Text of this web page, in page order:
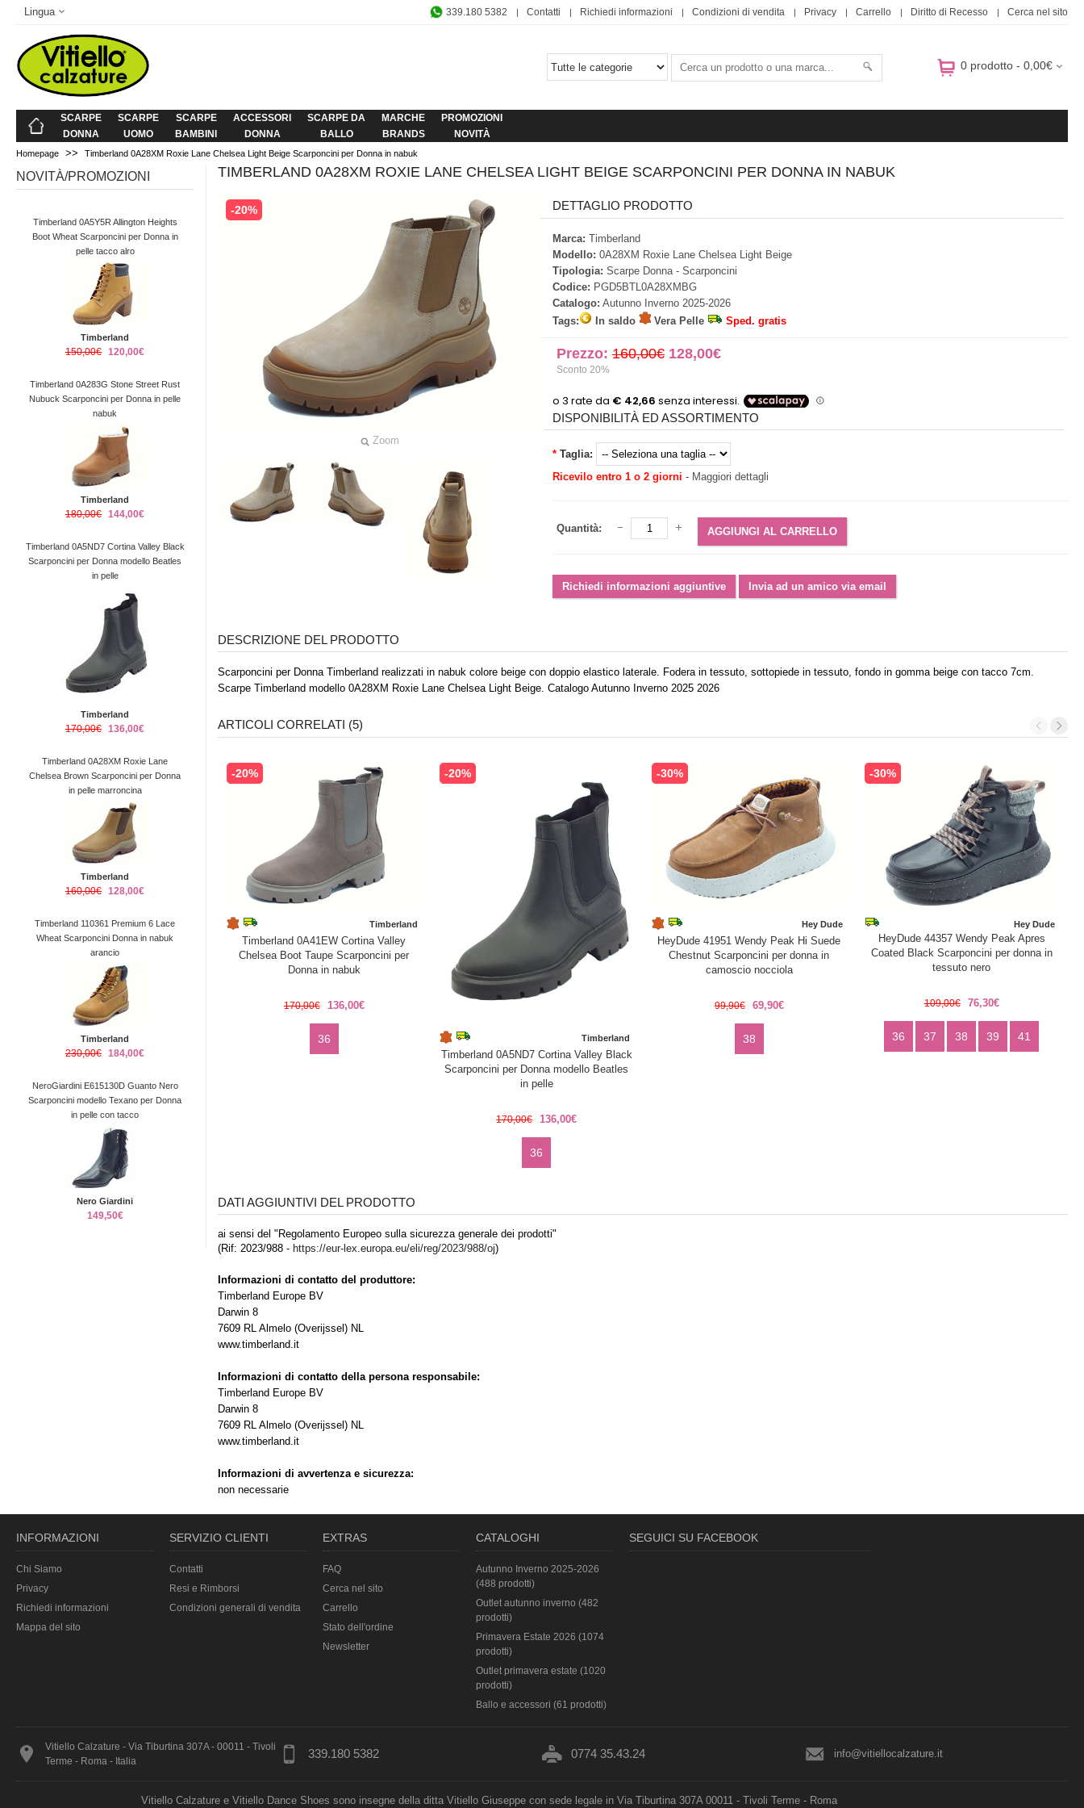
Lingua 339.180 5382 Contatti Richiedi informazioni Condizioni di vendita Privacy Carrello Diritto di Recesso Cerca nel sito
0 prodotto - 0,00€
SCARPE
DONNA
SCARPE
UOMO
SCARPE
BAMBINI
ACCESSORI
DONNA
SCARPE DA
BALLO
MARCHE
BRANDS
PROMOZIONI
NOVITÀ
Homepage >> Timberland 0A28XM Roxie Lane Chelsea Light Beige Scarponcini per Donna in nabuk
NOVITÀ/PROMOZIONI
Timberland 0A5Y5R Allington Heights
Boot Wheat Scarponcini per Donna in
pelle tacco alro
Timberland
150,00€ 120,00€
Timberland 0A283G Stone Street Rust
Nubuck Scarponcini per Donna in pelle
nabuk
Timberland
180,00€ 144,00€
Timberland 0A5ND7 Cortina Valley Black
Scarponcini per Donna modello Beatles
in pelle
Timberland
170,00€ 136,00€
Timberland 0A28XM Roxie Lane
Chelsea Brown Scarponcini per Donna
in pelle marroncina
Timberland
160,00€ 128,00€
Timberland 110361 Premium 6 Lace
Wheat Scarponcini Donna in nabuk
arancio
Timberland
230,00€ 184,00€
NeroGiardini E615130D Guanto Nero
Scarponcini modello Texano per Donna
in pelle con tacco
Nero Giardini
149,50€
TIMBERLAND 0A28XM ROXIE LANE CHELSEA LIGHT BEIGE SCARPONCINI PER DONNA IN NABUK
Zoom
-20% DETTAGLIO PRODOTTO
Marca: Timberland
Modello: 0A28XM Roxie Lane Chelsea Light Beige
Tipologia: Scarpe Donna - Scarponcini
Codice: PGD5BTL0A28XMBG
Catalogo: Autunno Inverno 2025-2026
Tags:
In saldo Vera Pelle Sped. gratis
Prezzo: 160,00€ 128,00€
Sconto 20%
DISPONIBILITÀ ED ASSORTIMENTO
* Taglia:
Ricevilo entro 1 o 2 giorni - Maggiori dettagli
Quantità:
DESCRIZIONE DEL PRODOTTO
Scarponcini per Donna Timberland realizzati in nabuk colore beige con doppio elastico laterale. Fodera in tessuto, sottopiede in tessuto, fondo in gomma beige con tacco 7cm.
Scarpe Timberland modello 0A28XM Roxie Lane Chelsea Light Beige. Catalogo Autunno Inverno 2025 2026
ARTICOLI CORRELATI (5)
-20%
Timberland
Timberland 0A41EW Cortina Valley
Chelsea Boot Taupe Scarponcini per
Donna in nabuk
170,00€ 136,00€
36
-20%
Timberland
Timberland 0A5ND7 Cortina Valley Black
Scarponcini per Donna modello Beatles
in pelle
170,00€ 136,00€
36
-30%
Hey Dude
HeyDude 41951 Wendy Peak Hi Suede
Chestnut Scarponcini per donna in
camoscio nocciola
99,90€ 69,90€
38
-30%
Hey Dude
HeyDude 44357 Wendy Peak Apres
Coated Black Scarponcini per donna in
tessuto nero
109,00€ 76,30€
36 37 38 39 41
DATI AGGIUNTIVI DEL PRODOTTO
ai sensi del "Regolamento Europeo sulla sicurezza generale dei prodotti"
(Rif: 2023/988 - https://eur-lex.europa.eu/eli/reg/2023/988/oj)
Informazioni di contatto del produttore:
Timberland Europe BV
Darwin 8
7609 RL Almelo (Overijssel) NL
www.timberland.it
Informazioni di contatto della persona responsabile:
Timberland Europe BV
Darwin 8
7609 RL Almelo (Overijssel) NL
www.timberland.it
Informazioni di avvertenza e sicurezza:
non necessarie
INFORMAZIONI
Chi Siamo
Privacy
Richiedi informazioni
Mappa del sito
SERVIZIO CLIENTI
Contatti
Resi e Rimborsi
Condizioni generali di vendita
EXTRAS
FAQ
Cerca nel sito
Carrello
Stato dell'ordine
Newsletter
CATALOGHI
Autunno Inverno 2025-2026
(488 prodotti)
Outlet autunno inverno (482
prodotti)
Primavera Estate 2026 (1074
prodotti)
Outlet primavera estate (1020
prodotti)
Ballo e accessori (61 prodotti)
SEGUICI SU FACEBOOK
Vitiello Calzature - Via Tiburtina 307A - 00011 - Tivoli
Terme - Roma - Italia
339.180 5382 0774 35.43.24 info@vitiellocalzature.it
Vitiello Calzature e Vitiello Dance Shoes sono insegne della ditta Vitiello Giuseppe con sede legale in Via Tiburtina 307A 00011 - Tivoli Terme - Roma